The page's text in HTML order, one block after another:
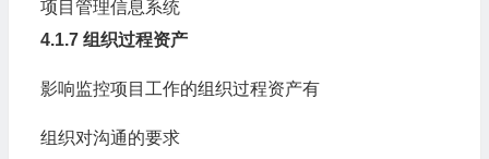
项目管理信息系统
4.1.7 组织过程资产
影响监控项目工作的组织过程资产有
组织对沟通的要求